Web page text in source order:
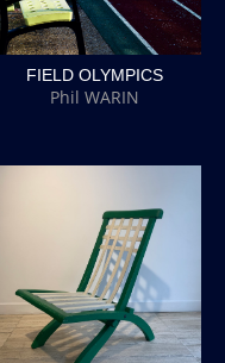
FIELD OLYMPICS
Phil WARIN